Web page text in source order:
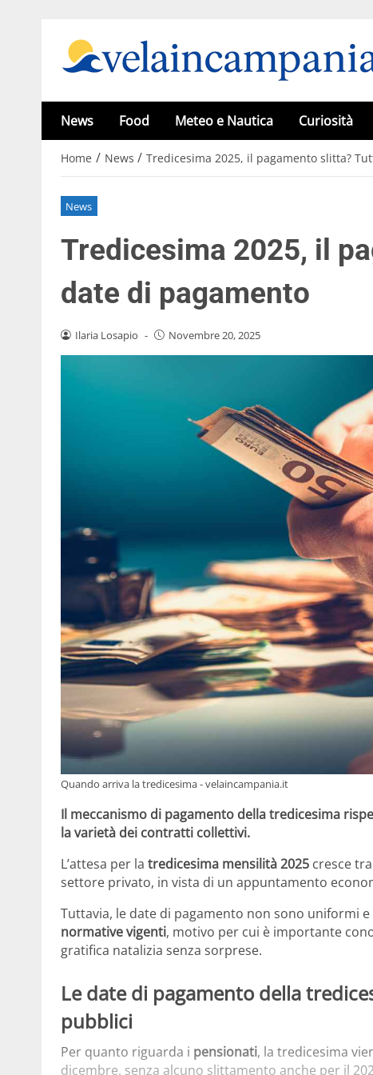
News Food Meteo e Nautica Curiosità
Home / News / Tredicesima 2025, il pagamento slitta?
News
Tredicesima 2025, il
date di pagamento
Ilaria Losapio - Novembre 20, 2025
Quando arriva la tredicesima - velaincampania.it
Il meccanismo di pagamento della tredicesima
la varietà dei contratti collettivi.
L’attesa per la tredicesima mensilità 2025 cresce
settore privato, in vista di un appuntamento
Tuttavia, le date di pagamento non sono uniformi e
normative vigenti, motivo per cui è importante
gratifica natalizia senza sorprese.
Le date di pagamento della
pubblici
Per quanto riguarda i pensionati, la tredicesima
dicembre, senza alcuno slittamento anche per il